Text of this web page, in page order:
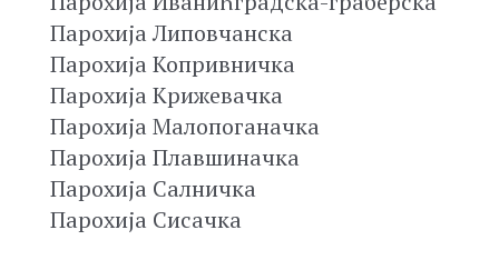
Парохија Липовчанска
Парохија Копривничка
Парохија Крижевачка
Парохија Малопоганачка
Парохија Плавшиначка
Парохија Салничка
Парохија Сисачка